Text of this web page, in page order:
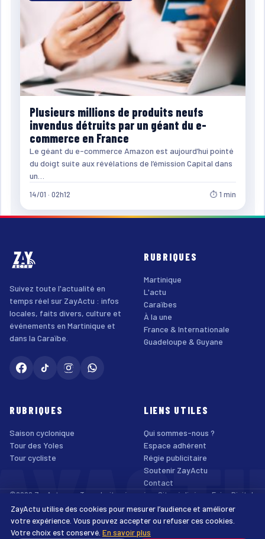
Plusieurs millions de produits neufs
invendus détruits par un géant du e-
commerce en France
Le géant du e-commerce Amazon est aujourd’hui pointé
du doigt suite aux révélations de l’émission Capital dans
un…
14/01 · 02h12 ⏱ 1 min
Suivez toute l'actualité en
temps réel sur ZayActu : infos
locales, faits divers, culture et
événements en Martinique et
dans la Caraïbe.
RUBRIQUES
Martinique
L'actu
Caraïbes
À la une
France & Internationale
Guadeloupe & Guyane
RUBRIQUES
Saison cyclonique
Tour des Yoles
Tour cycliste
LIENS UTILES
Qui sommes-nous ?
Espace adhérent
Régie publicitaire
Soutenir ZayActu
Contact
©2026 ZayActu.org. Tous droits réservés. · Site réalisé par Enjoy Digital
Agency
Mentions légales
Confidentialité Cookies Accessibilité
ZayActu utilise des cookies pour mesurer l’audience et améliorer
votre expérience. Vous pouvez accepter ou refuser ces cookies.
Votre choix est conservé. En savoir plus